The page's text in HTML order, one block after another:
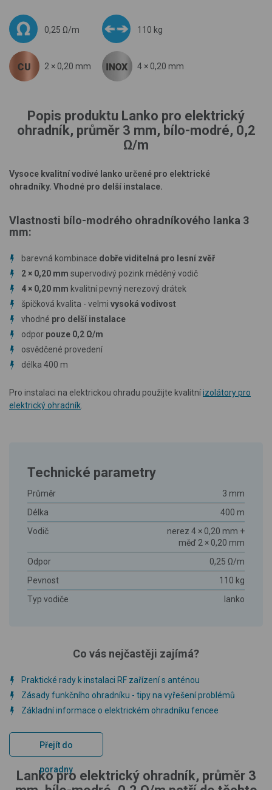
0,25 Ω/m 110 kg
2 × 0,20 mm 4 × 0,20 mm
Popis produktu Lanko pro elektrický
ohradník, průměr 3 mm, bílo-modré, 0,2
Ω/m
Vysoce kvalitní vodivé lanko určené pro elektrické
ohradníky. Vhodné pro delší instalace.
Vlastnosti bílo-modrého ohradníkového lanka 3
mm:
barevná kombinace dobře viditelná pro lesní zvěř
2 × 0,20 mm supervodivý pozink měděný vodič
4 × 0,20 mm kvalitní pevný nerezový drátek
špičková kvalita - velmi vysoká vodivost
vhodné pro delší instalace
odpor pouze 0,2 Ω/m
osvědčené provedení
délka 400 m
Pro instalaci na elektrickou ohradu použijte kvalitníizolátory pro
elektrický ohradník
Technické parametry
Průměr
3 mm
Délka
400 m
Vodič
nerez 4 × 0,20 mm +
měď 2 × 0,20 mm
Odpor
0,25 Ω/m
Pevnost
110 kg
Typ vodiče
lanko
Co vás nejčastěji zajímá?
Praktické rady k instalaci RF zařízení s anténou
Zásady funkčního ohradníku - tipy na vyřešení problémů
Základní informace o elektrickém ohradníku fencee
Přejít do
poradny
Lanko pro elektrický ohradník, průměr 3